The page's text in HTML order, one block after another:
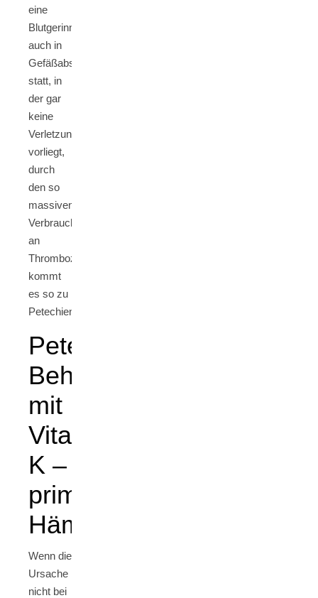
eine
Blutgerinnung
auch in
Gefäßabschnitten
statt, in
der gar
keine
Verletzung
vorliegt,
durch
den so
massiven
Verbrauch
an
Thrombozyten
kommt
es so zu
Petechien.
Petechien
Behandeln
mit
Vitamin
K –
primäre
Hämostase
Wenn die
Ursache
nicht bei